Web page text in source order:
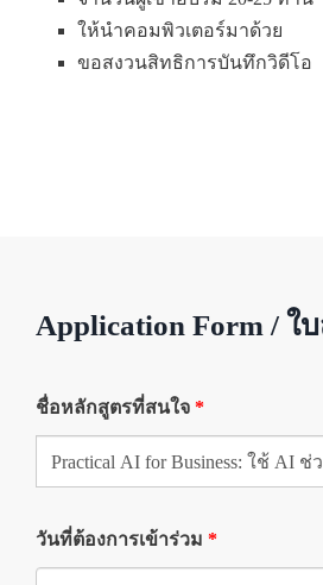
ให้นำคอมพิวเตอร์มาด้วย
ขอสงวนสิทธิการบันทึกวิดีโอ
Application Form / ใ
ชื่อหลักสูตรที่สนใจ *
วันที่ต้องการเข้าร่วม *